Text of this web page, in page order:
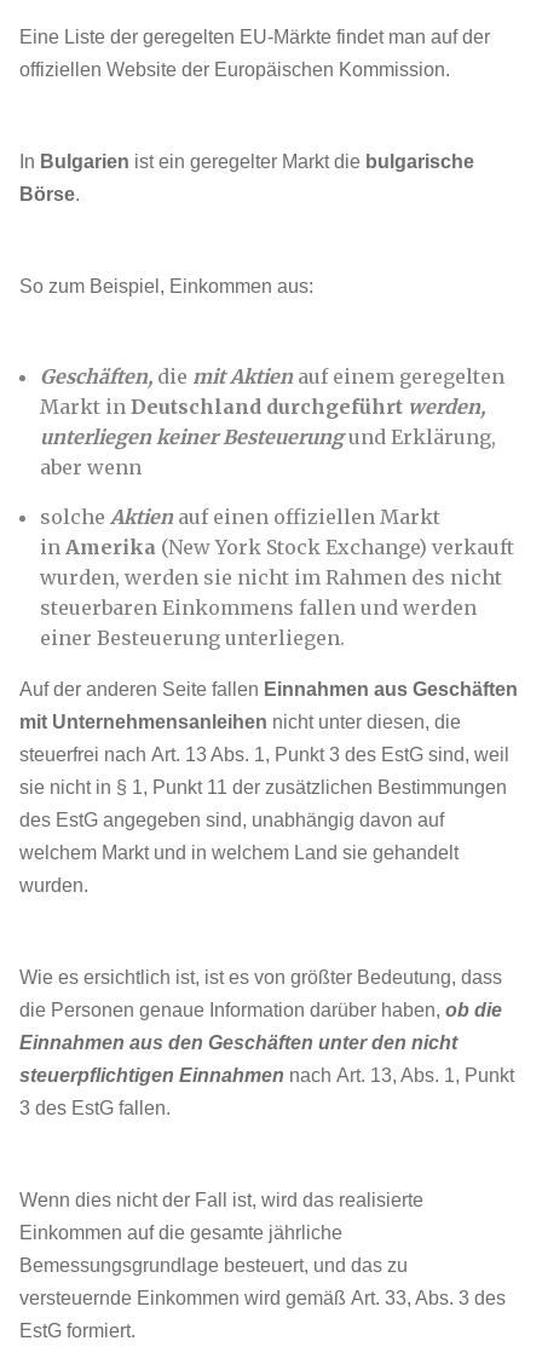
Eine Liste der geregelten EU-Märkte findet man auf der
offiziellen Website der Europäischen Kommission.
In Bulgarien ist ein geregelter Markt die bulgarische
Börse.
So zum Beispiel, Einkommen aus:
Geschäften, die mit Aktienauf einem geregelten
Markt in Deutschland durchgeführt werden,
unterliegen keiner Besteuerungund Erklärung,
aber wenn
solche Aktienauf einen offiziellen Markt
in Amerika (New York Stock Exchange) verkauft
wurden, werden sie nicht im Rahmen des nicht
steuerbaren Einkommens fallen und werden
einer Besteuerung unterliegen.
Auf der anderen Seite fallen Einnahmen aus Geschäften
mit Unternehmensanleihen nicht unter diesen, die
steuerfrei nach Art. 13 Abs. 1, Punkt 3 des EstG sind, weil
sie nicht in § 1, Punkt 11 der zusätzlichen Bestimmungen
des EstG angegeben sind, unabhängig davon auf
welchem Markt und in welchem ​​Land sie gehandelt
wurden.
Wie es ersichtlich ist, ist es von größter Bedeutung, dass
die Personen genaue Information darüber haben, ob die
Einnahmen aus den Geschäften unter den nicht
steuerpflichtigen Einnahmen nach Art. 13, Abs. 1, Punkt
3 des EstG fallen.
Wenn dies nicht der Fall ist, wird das realisierte
Einkommen auf die gesamte jährliche
Bemessungsgrundlage besteuert, und das zu
versteuernde Einkommen wird gemäß Art. 33, Abs. 3 des
EstG formiert.